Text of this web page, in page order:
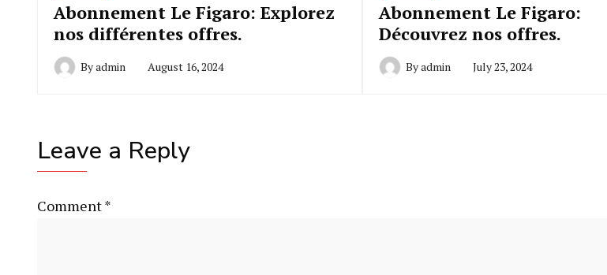
Abonnement Le Figaro: Explorez
nos différentes offres.
Byadmin August 16, 2024
Abonnement Le Figaro:
Découvrez nos offres.
Byadmin July 23, 2024
Leave a Reply
Comment*